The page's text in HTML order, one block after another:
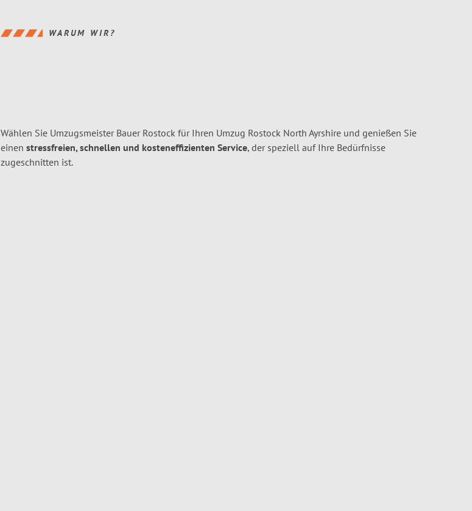
WARUM WIR?
Wählen Sie Umzugsmeister Bauer Rostock für Ihren Umzug Rostock North Ayrshire und genießen Sie
einen stressfreien, schnellen und kosteneffizienten Service, der speziell auf Ihre Bedürfnisse
zugeschnitten ist.